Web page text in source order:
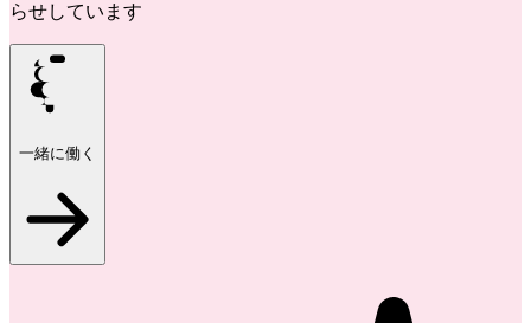
らせしています
一緒に働く